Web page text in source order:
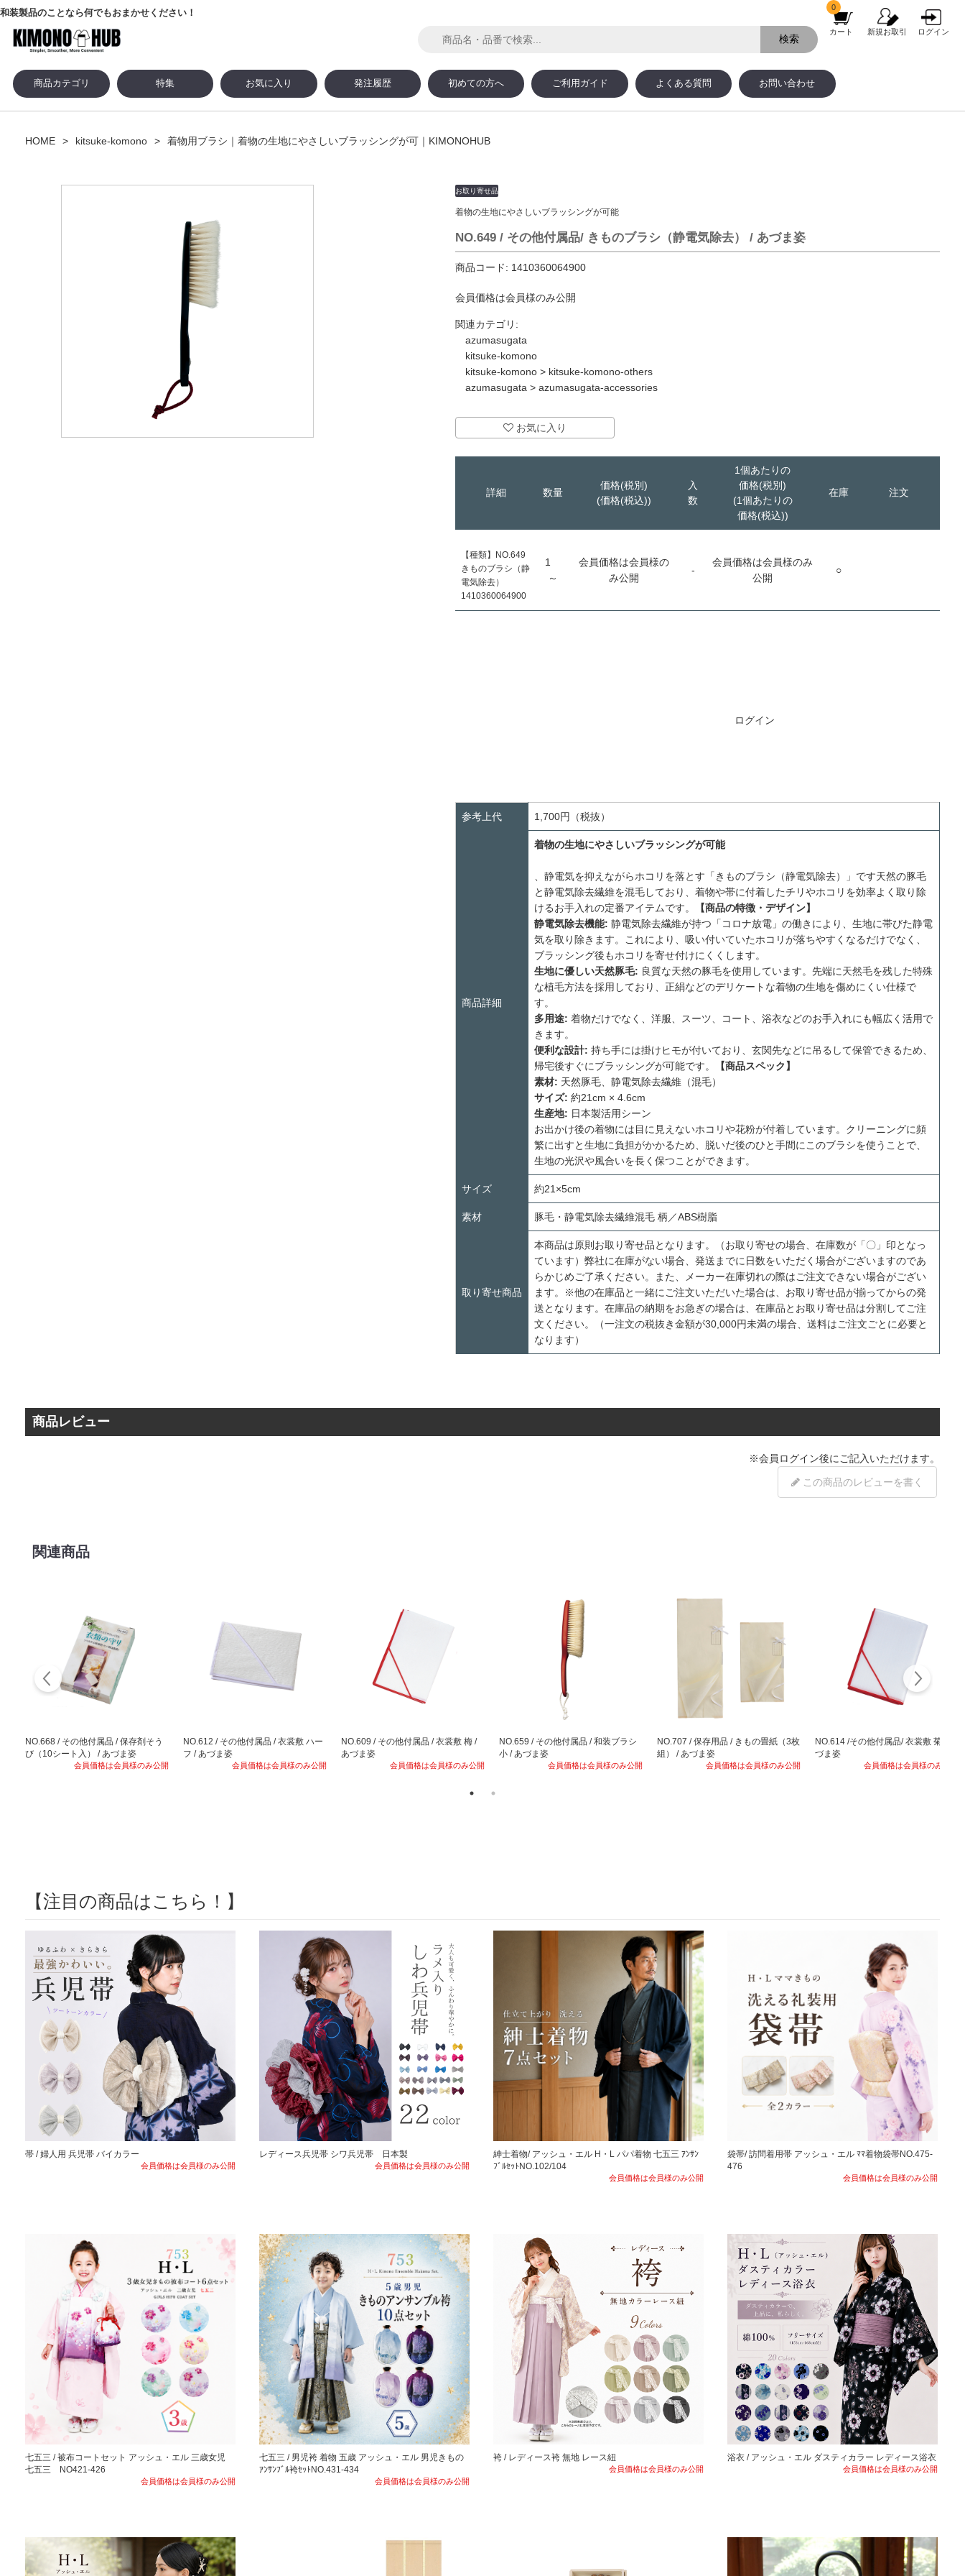
和装製品のことなら何でもおまかせください！ 0
カート 新規お取引 ログイン
商品カテゴリ 特集 お気に入り 発注履歴 初めての方へ ご利用ガイド よくある質問 お問い合わせ
HOME kitsuke-komono 着物用ブラシ｜着物の生地にやさしいブラッシングが可｜KIMONOHUB
お取り寄せ品
着物の生地にやさしいブラッシングが可能
NO.649 / その他付属品/ きものブラシ（静電気除去） / あづま姿
商品コード: 1410360064900
会員価格は会員様のみ公開
関連カテゴリ:
azumasugata
kitsuke-komono
kitsuke-komono> kitsuke-komono-others
azumasugata > azumasugata-accessories
お気に入り
詳細 数量
価格(税別)
(価格(税込))
入
数
1個あたりの
価格(税別)
(1個あたりの
価格(税込))
在庫 注文
【種類】NO.649
きものブラシ（静
電気除去）
1410360064900
1
～
会員価格は会員様の
み公開
-
会員価格は会員様のみ
公開
○
ログイン
参考上代 1,700円（税抜）
商品詳細
着物の生地にやさしいブラッシングが可能
、静電気を抑えながらホコリを落とす「きものブラシ（静電気除去）」です天然の豚毛
と静電気除去繊維を混毛しており、着物や帯に付着したチリやホコリを効率よく取り除
けるお手入れの定番アイテムです。
【商品の特徴・デザイン】
静電気除去機能: 静電気除去繊維が持つ「コロナ放電」の働きにより、生地に帯びた静電
気を取り除きます。これにより、吸い付いていたホコリが落ちやすくなるだけでなく、
ブラッシング後もホコリを寄せ付けにくくします。
生地に優しい天然豚毛: 良質な天然の豚毛を使用しています。先端に天然毛を残した特殊
な植毛方法を採用しており、正絹などのデリケートな着物の生地を傷めにくい仕様で
す。
多用途: 着物だけでなく、洋服、スーツ、コート、浴衣などのお手入れにも幅広く活用で
きます。
便利な設計: 持ち手には掛けヒモが付いており、玄関先などに吊るして保管できるため、
帰宅後すぐにブラッシングが可能です。
【商品スペック】
素材: 天然豚毛、静電気除去繊維（混毛）
サイズ: 約21cm × 4.6cm
生産地: 日本製活用シーン
お出かけ後の着物には目に見えないホコリや花粉が付着しています。クリーニングに頻
繁に出すと生地に負担がかかるため、脱いだ後のひと手間にこのブラシを使うことで、
生地の光沢や風合いを長く保つことができます。
サイズ 約21×5cm
素材 豚毛・静電気除去繊維混毛 柄／ABS樹脂
取り寄せ商品
本商品は原則お取り寄せ品となります。（お取り寄せの場合、在庫数が「〇」印となっ
ています）弊社に在庫がない場合、発送までに日数をいただく場合がございますのであ
らかじめご了承ください。また、メーカー在庫切れの際はご注文できない場合がござい
ます。※他の在庫品と一緒にご注文いただいた場合は、お取り寄せ品が揃ってからの発
送となります。在庫品の納期をお急ぎの場合は、在庫品とお取り寄せ品は分割してご注
文ください。（一注文の税抜き金額が30,000円未満の場合、送料はご注文ごとに必要と
なります）
商品レビュー
※会員ログイン後にご記入いただけます。
この商品のレビューを書く
関連商品
NO.668 / その他付属品 / 保存剤そう
び（10シート入） / あづま姿
会員価格は会員様のみ公開
NO.612 / その他付属品 / 衣裳敷 ハー
フ / あづま姿
会員価格は会員様のみ公開
NO.609 / その他付属品 / 衣裳敷 梅 /
あづま姿
会員価格は会員様のみ公開
NO.659 / その他付属品 / 和装ブラシ
小 / あづま姿
会員価格は会員様のみ公開
NO.707 / 保存用品 / きもの畳紙（3枚
組） / あづま姿
会員価格は会員様のみ公開
NO.614 /その他付属品/ 衣裳敷 菊 / あ
づま姿
会員価格は会員様のみ公開
【注目の商品はこちら！】
帯 / 婦人用 兵児帯 バイカラー
会員価格は会員様のみ公開
レディース兵児帯 シワ兵児帯 日本製
会員価格は会員様のみ公開
紳士着物/ アッシュ・エル H・L パパ着物 七五三 ｱﾝｻﾝ
ﾌﾞﾙｾｯﾄNO.102/104
会員価格は会員様のみ公開
袋帯/ 訪問着用帯 アッシュ・エル ﾏﾏ着物袋帯NO.475-
476
会員価格は会員様のみ公開
七五三 / 被布コートセット アッシュ・エル 三歳女児
七五三 NO421-426
会員価格は会員様のみ公開
七五三 / 男児袴 着物 五歳 アッシュ・エル 男児きもの
ｱﾝｻﾝﾌﾞﾙ袴ｾｯﾄNO.431-434
会員価格は会員様のみ公開
袴 / レディース袴 無地 レース紐
会員価格は会員様のみ公開
浴衣 / アッシュ・エル ダスティカラー レディース浴衣
会員価格は会員様のみ公開